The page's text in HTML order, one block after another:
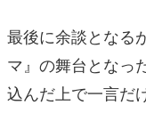
最後に余談となる
マ』の舞台となっ
込んだ上で一言だ